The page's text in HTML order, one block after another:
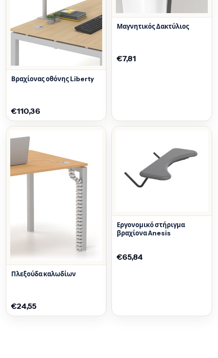
Βραχίονας οθόνης Liberty
€110,36
Μαγνητικός Δακτύλιος
€7,81
Πλεξούδα καλωδίων
€24,55
Εργονομικό στήριγμα
βραχίονα Anesis
€65,84